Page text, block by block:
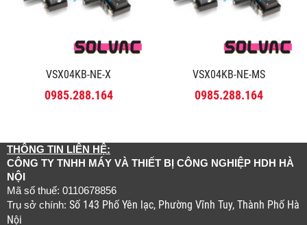
VSX04KB-NE-X
0985.288.164
VSX04KB-NE-MS
0985.288.164
THÔNG TIN LIÊN HỆ:
CÔNG TY TNHH MÁY VÀ THIẾT BỊ CÔNG NGHIỆP HDH HÀ
NỘI
Mã số thuế: 0110678856
Trụ sở chính: Số 143 Phố Yên lạc, Phường Vĩnh Tuy, Thành Phố Hà
Nội